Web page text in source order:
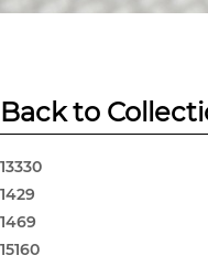
Back to
13330
1429
1469
15160